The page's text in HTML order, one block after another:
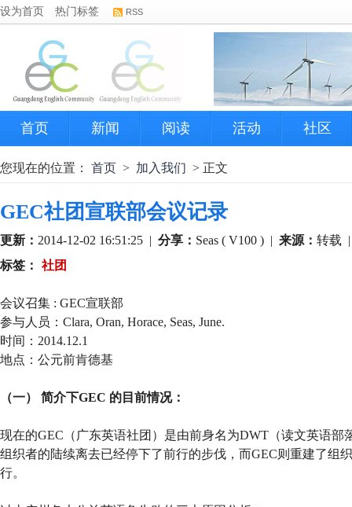
设为首页 热门标签 RSS
首页 新闻 阅读 活动 社区
您现在的位置： 首页 > 加入我们 > 正文
GEC社团宣联部会议记录
更新： 2014-12-02 16:51:25 | 分享： Seas ( V100 ) | 来源： 转载
标签：
社团
会议召集 : GEC宣联部
参与人员：Clara, Oran, Horace, Seas, June.
时间：2014.12.1
地点：公元前肯德基
（一） 简介下GEC 的目前情况：
现在的GEC（广东英语社团）是由前身名为DWT（读文英语
组织者的陆续离去已经停下了前行的步伐，而GEC则重建了组
行。